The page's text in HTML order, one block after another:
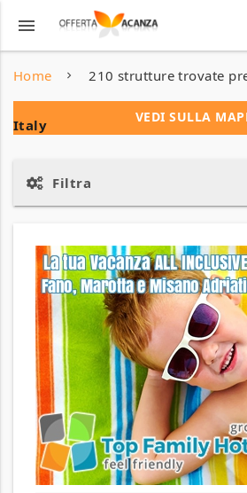
menu
Home 210 strutture trovate
Italy VEDI SULLA
Filtra